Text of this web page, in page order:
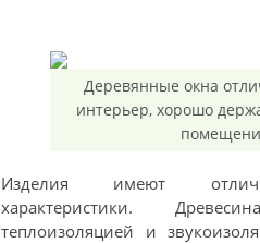
Деревянные окна
интерьер, хорошо
Изделия имеют
характеристики.
теплоизоляцией и